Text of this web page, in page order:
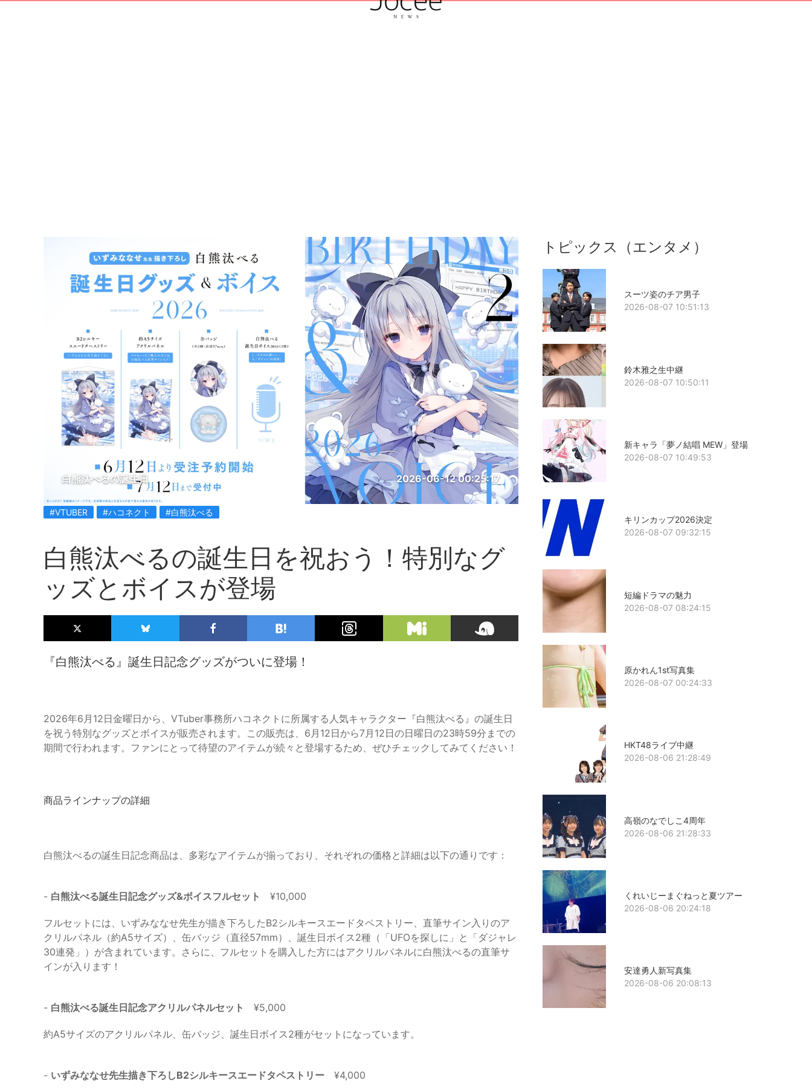
白熊汰べるの誕生日 2026-06-12 00:25:17
#VTUBER #ハコネクト #白熊汰べる
白熊汰べるの誕生日を祝おう！特別なグ
ッズとボイスが登場
『白熊汰べる』誕生日記念グッズがついに登場！
2026年6月12日金曜日から、VTuber事務所ハコネクトに所属する人気キャラクター『白熊汰べる』の誕生日
を祝う特別なグッズとボイスが販売されます。この販売は、6月12日から7月12日の日曜日の23時59分までの
期間で行われます。ファンにとって待望のアイテムが続々と登場するため、ぜひチェックしてみてください！
商品ラインナップの詳細
白熊汰べるの誕生日記念商品は、多彩なアイテムが揃っており、それぞれの価格と詳細は以下の通りです：
- 白熊汰べる誕生日記念グッズ&ボイスフルセット ¥10,000
フルセットには、いずみななせ先生が描き下ろしたB2シルキースエードタペストリー、直筆サイン入りのア
クリルパネル（約A5サイズ）、缶バッジ（直径57mm）、誕生日ボイス2種（「UFOを探しに」と「ダジャレ
30連発」）が含まれています。さらに、フルセットを購入した方にはアクリルパネルに白熊汰べるの直筆サ
インが入ります！
- 白熊汰べる誕生日記念アクリルパネルセット ¥5,000
約A5サイズのアクリルパネル、缶バッジ、誕生日ボイス2種がセットになっています。
- いずみななせ先生描き下ろしB2シルキースエードタペストリー ¥4,000
トピックス（エンタメ）
スーツ姿のチア男子
2026-08-07 10:51:13
鈴木雅之生中継
2026-08-07 10:50:11
新キャラ「夢ノ結唱 MEW」登場
2026-08-07 10:49:53
キリンカップ2026決定
2026-08-07 09:32:15
短編ドラマの魅力
2026-08-07 08:24:15
原かれん1st写真集
2026-08-07 00:24:33
HKT48ライブ中継
2026-08-06 21:28:49
高嶺のなでしこ4周年
2026-08-06 21:28:33
くれいじーまぐねっと夏ツアー
2026-08-06 20:24:18
安達勇人新写真集
2026-08-06 20:08:13